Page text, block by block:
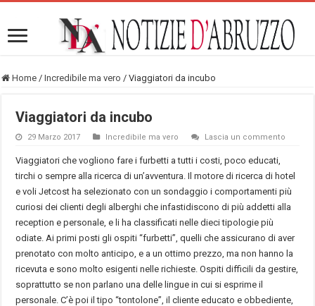
Home / Incredibile ma vero / Viaggiatori da incubo
Viaggiatori da incubo
29 Marzo 2017 Incredibile ma vero Lascia un commento
Viaggiatori che vogliono fare i furbetti a tutti i costi, poco educati,
tirchi o sempre alla ricerca di un’avventura. Il motore di ricerca di hotel
e voli Jetcost ha selezionato con un sondaggio i comportamenti più
curiosi dei clienti degli alberghi che infastidiscono di più addetti alla
reception e personale, e li ha classificati nelle dieci tipologie più
odiate. Ai primi posti gli ospiti “furbetti”, quelli che assicurano di aver
prenotato con molto anticipo, e a un ottimo prezzo, ma non hanno la
ricevuta e sono molto esigenti nelle richieste. Ospiti difficili da gestire,
soprattutto se non parlano una delle lingue in cui si esprime il
personale. C’è poi il tipo “tontolone”, il cliente educato e obbediente,